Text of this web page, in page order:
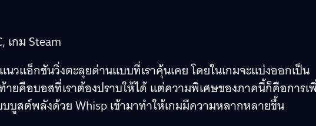
นวแอ็กชันวิ่งตะลุยด่านแบบที่เราคุ้นเคย โดยในเกมจะแบ่งออกเป็น
ยคือบอสที่เราต้องปราบให้ได้ แต่ความพิเศษของภาคนี้ก็คือการเ
บูสต์พลังด้วย Whisp เข้ามาทำให้เกมมีความหลากหลายขึ้น